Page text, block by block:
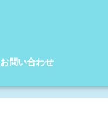
お問い合わせ